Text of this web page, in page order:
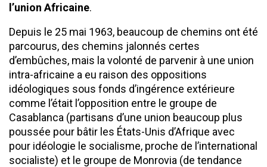
l’union Africaine.
Depuis le 25 mai 1963, beaucoup de chemins ont été
parcourus, des chemins jalonnés certes
d’embûches, mais la volonté de parvenir à une union
intra-africaine a eu raison des oppositions
idéologiques sous fonds d’ingérence extérieure
comme l’était l’opposition entre le groupe de
Casablanca (partisans d’une union beaucoup plus
poussée pour bâtir les États-Unis d’Afrique avec
pour idéologie le socialisme, proche de l’international
socialiste) et le groupe de Monrovia (de tendance